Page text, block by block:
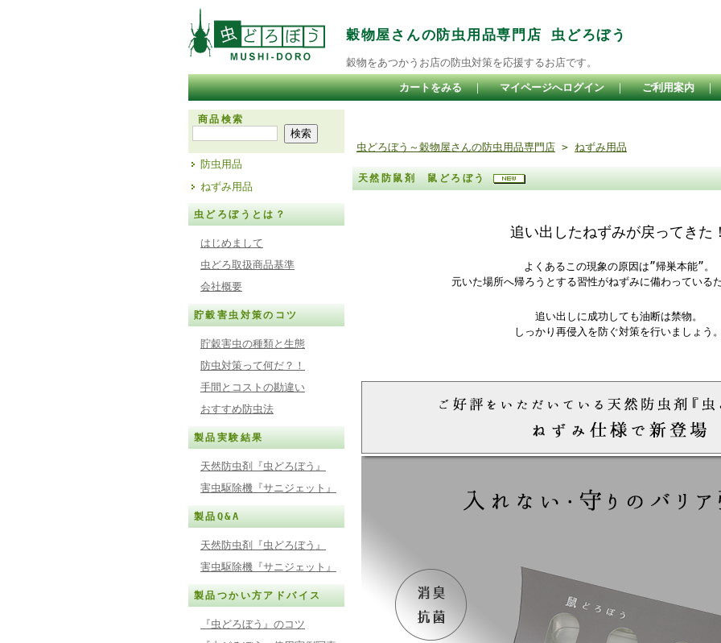
穀物屋さんの防虫用品専門店 虫どろぼう
穀物をあつかうお店の防虫対策を応援するお店です。
カートをみる ｜ マイページへログイン ｜ ご利用案内 ｜
商品検索
防虫用品
ねずみ用品
虫どろぼうとは？
はじめまして
虫どろ取扱商品基準
会社概要
貯穀害虫対策のコツ
貯穀害虫の種類と生態
防虫対策って何だ？！
手間とコストの勘違い
おすすめ防虫法
製品実験結果
天然防虫剤『虫どろぼう』
害虫駆除機『サニジェット』
製品Q&A
天然防虫剤『虫どろぼう』
害虫駆除機『サニジェット』
製品つかい方アドバイス
『虫どろぼう』のコツ
虫どろぼう～穀物屋さんの防虫用品専門店 > ねずみ用品
天然防鼠剤 鼠どろぼう
追い出したねずみが戻ってきた！
よくあるこの現象の原因は”帰巣本能”。
元いた場所へ帰ろうとする習性がねずみに備わっている
追い出しに成功しても油断は禁物。
しっかり再侵入を防ぐ対策を行いましょう。